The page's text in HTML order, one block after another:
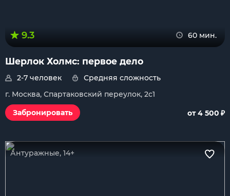
9.3 60 мин.
Шерлок Холмс: первое дело
2-7 человек
Средняя сложность
г. Москва, Спартаковский переулок, 2с1
Забронировать
от 4 500 ₽
Антуражные, 14+